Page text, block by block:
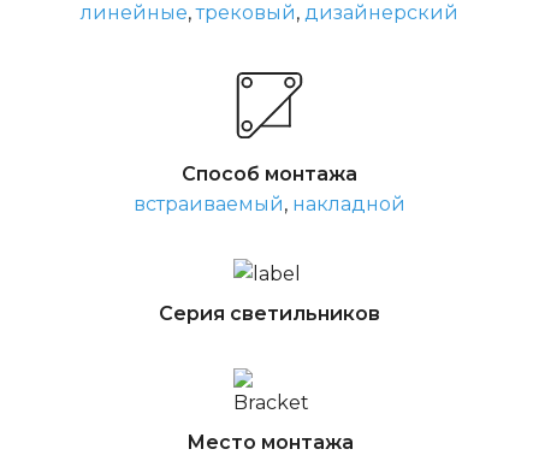
линейные,трековый, дизайнерский
Способ монтажа
встраиваемый, накладной
Серия светильников
Место монтажа